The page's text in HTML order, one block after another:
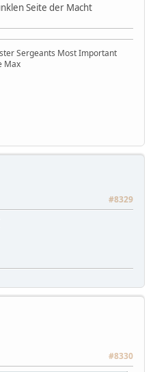
Seite der Macht
Sergeants Most Important
Max
#8329
#8330